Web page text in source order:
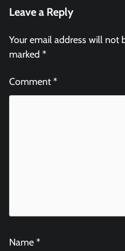
Leave a Reply
Your email address will not
marked *
Comment*
Name *